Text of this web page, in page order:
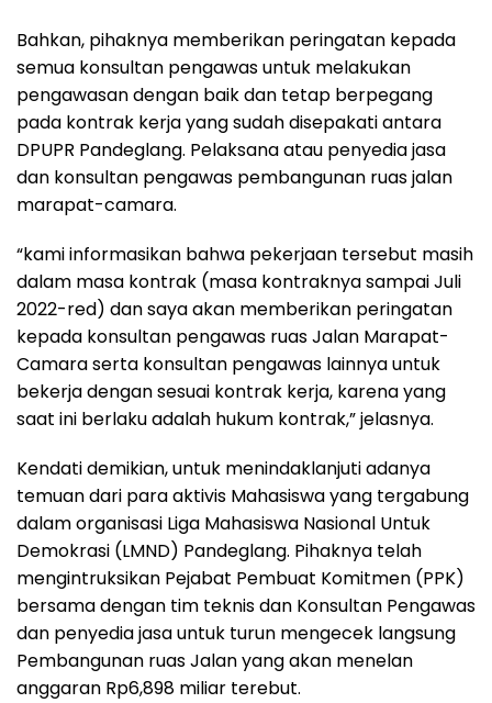
Bahkan, pihaknya memberikan peringatan kepada
semua konsultan pengawas untuk melakukan
pengawasan dengan baik dan tetap berpegang
pada kontrak kerja yang sudah disepakati antara
DPUPR Pandeglang. Pelaksana atau penyedia jasa
dan konsultan pengawas pembangunan ruas jalan
marapat-camara.
“kami informasikan bahwa pekerjaan tersebut masih
dalam masa kontrak (masa kontraknya sampai Juli
2022-red) dan saya akan memberikan peringatan
kepada konsultan pengawas ruas Jalan Marapat-
Camara serta konsultan pengawas lainnya untuk
bekerja dengan sesuai kontrak kerja, karena yang
saat ini berlaku adalah hukum kontrak,” jelasnya.
Kendati demikian, untuk menindaklanjuti adanya
temuan dari para aktivis Mahasiswa yang tergabung
dalam organisasi Liga Mahasiswa Nasional Untuk
Demokrasi (LMND) Pandeglang. Pihaknya telah
mengintruksikan Pejabat Pembuat Komitmen (PPK)
bersama dengan tim teknis dan Konsultan Pengawas
dan penyedia jasa untuk turun mengecek langsung
Pembangunan ruas Jalan yang akan menelan
anggaran Rp6,898 miliar terebut.